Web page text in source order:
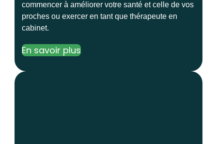
commencer à améliorer votre santé et celle de vos
proches ou exercer en tant que thérapeute en
cabinet.
En savoir plus